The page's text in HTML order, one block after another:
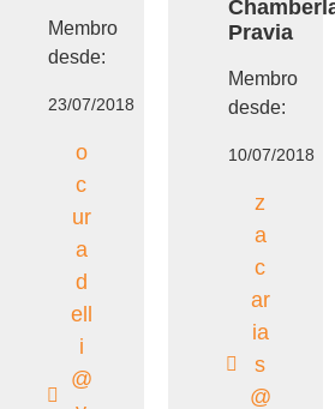
Membro
desde:
23/07/2018
o
c
ur
a
d
ell
i
@
Pravia
Membro
desde:
10/07/2018
z
a
c
ar
ia
s
@